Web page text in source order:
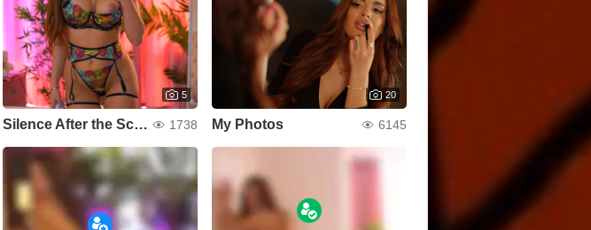
5
Silence After the Screenshot 1738
20
My Photos 6145